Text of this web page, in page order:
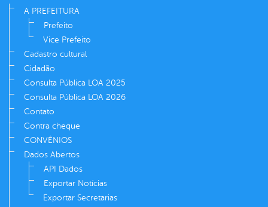
A PREFEITURA
Prefeito
Vice Prefeito
Cadastro cultural
Cidadão
Consulta Pública LOA 2025
Consulta Pública LOA 2026
Contato
Contra cheque
CONVÊNIOS
Dados Abertos
API Dados
Exportar Notícias
Exportar Secretarias